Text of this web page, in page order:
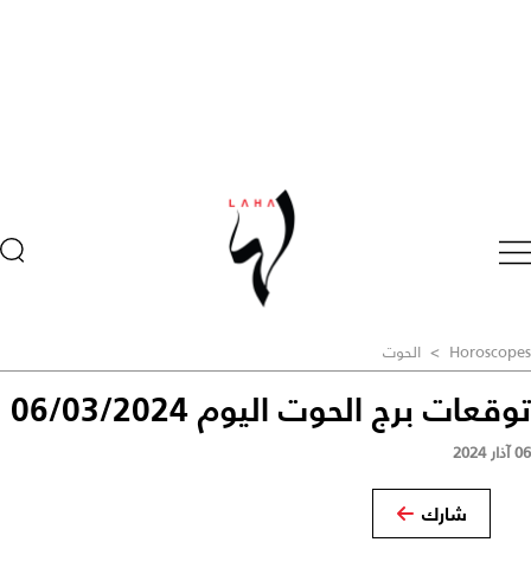
Horoscopes
> الحوت
توقعات برج الحوت اليوم 06/03/2024
06 آذار 2024
شارك